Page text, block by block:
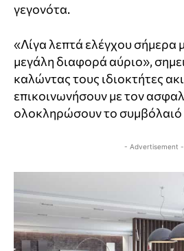
γεγονότα.
«Λίγα λεπτά ελέγχου σήμερα
μεγάλη διαφορά αύριο»,
καλώντας τους ιδιοκτήτες
επικοινωνήσουν με τον
ολοκληρώσουν το συμβόλαιό
- Advertisement -